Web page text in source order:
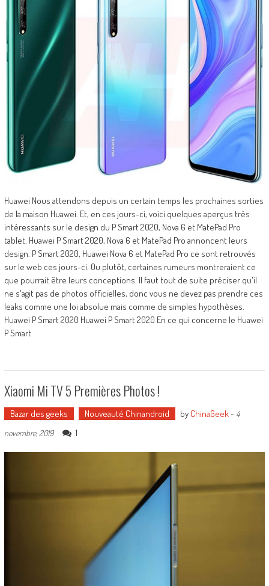
Huawei Nous attendons depuis un certain temps les prochaines sorties
de la maison Huawei. Et, en ces jours-ci, voici quelques aperçus très
intéressants sur le design du P Smart 2020, Nova 6 et MatePad Pro
tablet. Huawei P Smart 2020, Nova 6 et MatePad Pro annoncent leurs
design. P Smart 2020, Huawei Nova 6 et MatePad Pro ce sont retrouvés
sur le web ces jours-ci. Ou plutôt, certaines rumeurs montreraient ce
que pourrait être leurs conceptions. Il faut tout de suite préciser qu'il
ne s'agit pas de photos officielles, donc vous ne devez pas prendre ces
leaks comme une loi absolue mais comme de simples hypothèses.
Huawei P Smart 2020 Huawei P Smart 2020 En ce qui concerne le Huawei
P Smart
Xiaomi Mi TV 5 Premières Photos !
Bazar des geeks Nouveauté Chinandroid by ChinaGeek- 4
novembre, 2019
1